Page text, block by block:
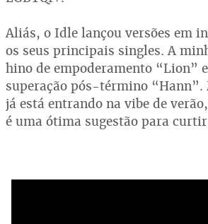
Aliás, o Idle lançou versões em
os seus principais singles. A
hino de empoderamento “Lion”
superação pós-término “Hann”.
já está entrando na vibe de
é uma ótima sugestão para